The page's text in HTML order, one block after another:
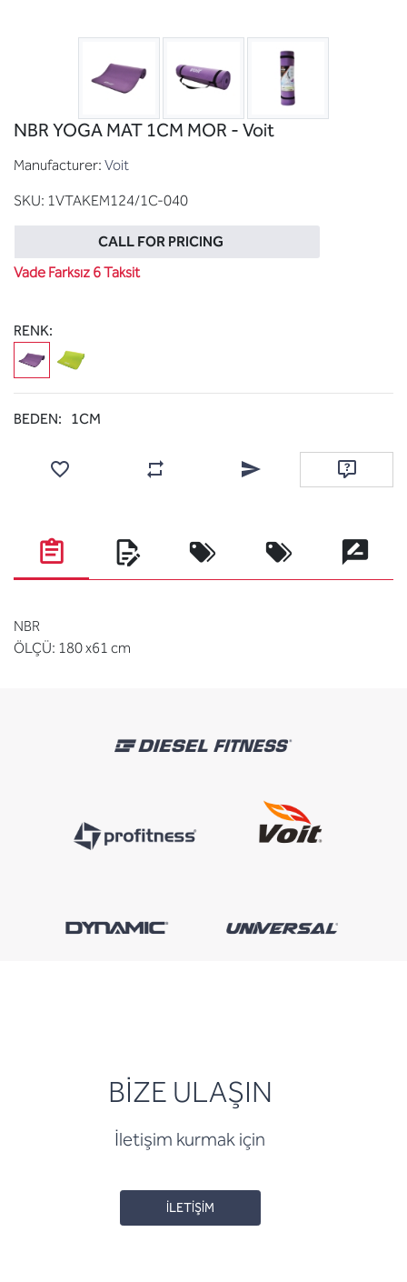
NBR YOGA MAT 1CM MOR - Voit
Manufacturer: Voit
SKU: 1VTAKEM124/1C-040
CALL FOR PRICING
Vade Farksız 6 Taksit
RENK:
BEDEN: 1CM
Add to wishlist Add to compare listEmail a friend Ask
NBR
ÖLÇÜ: 180 x61 cm
BİZE ULAŞIN
İletişim kurmak için
İLETİŞİM